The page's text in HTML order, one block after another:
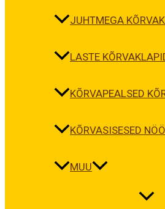
JUHTMEGA
LASTE
KÕRVAPEALSED
KÕRVASISESED
MUU